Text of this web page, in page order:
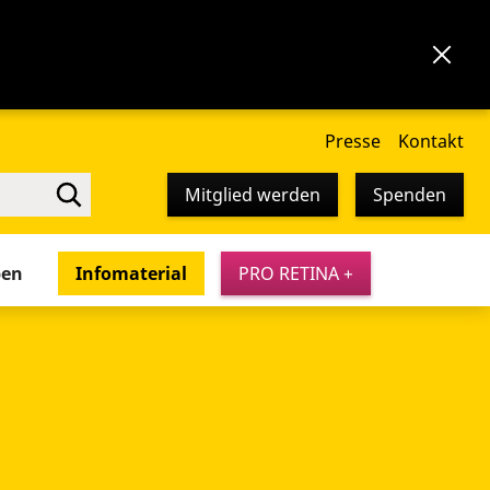
Presse Kontakt
Mitglied werden Spenden
Infomaterial PRO RETINA +